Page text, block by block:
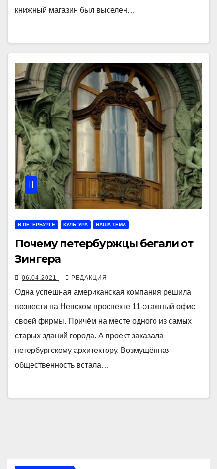
книжный магазин был выселен…
В ПЕТЕРБУРГЕ КУЛЬТУРА НАША ТЕМА
Почему петербуржцы бегали от
Зингера
06.04.2021 РЕДАКЦИЯ
Одна успешная американская компания решила
возвести на Невском проспекте 11-этажный офис
своей фирмы. Причём на месте одного из самых
старых зданий города. А проект заказала
петербургскому архитектору. Возмущённая
общественность встала…